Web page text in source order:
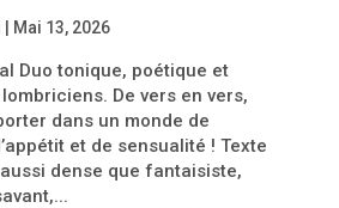
Mai 13, 2026
Duo tonique, poétique et
De vers en vers,
dans un monde de
et de sensualité ! Texte
dense que fantaisiste,